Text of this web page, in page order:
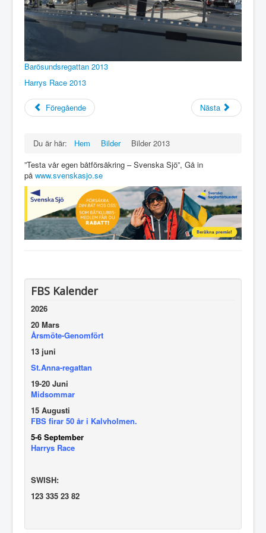
Barösundsregattan 2013
Harrys Race 2013
Föregående Nästa
Du är här: Hem Bilder
Bilder 2013
”Testa vår egen båtförsäkring – Svenska Sjö”, Gå in
på www.svenskasjo.se
FBS Kalender
2026
20 Mars
Årsmöte-Genomfört
13 juni
St.Anna-regattan
19-20 Juni
Midsommar
15 Augusti
FBS firar 50 år i Kalvholmen.
5-6 September
Harrys Race
SWISH:
123 335 23 82